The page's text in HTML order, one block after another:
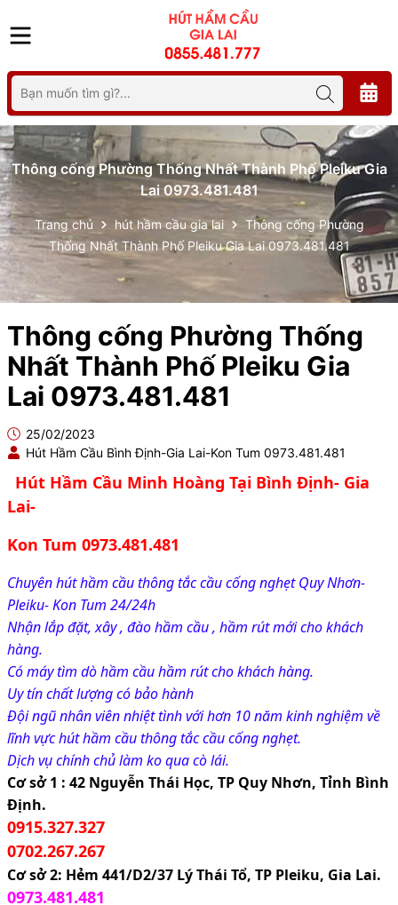
Thông cống Phường Thống Nhất Thành Phố Pleiku Gia
Lai 0973.481.481
Trang chủ hút hầm cầu gia lai
Thông cống Phường
Thống Nhất Thành Phố Pleiku Gia Lai 0973.481.481
Thông cống Phường Thống
Nhất Thành Phố Pleiku Gia
Lai 0973.481.481
25/02/2023
Hút Hầm Cầu Bình Định-Gia Lai-Kon Tum 0973.481.481
Hút Hầm Cầu Minh Hoàng Tại Bình Định- Gia
Lai-
Kon Tum 0973.481.481
Chuyên hút hầm cầu thông tắc cầu cống nghẹt Quy Nhơn-
Pleiku- Kon Tum 24/24h
Nhận lắp đặt, xây , đào hầm cầu , hầm rút mới cho khách
hàng.
Có máy tìm dò hầm cầu hầm rút cho khách hàng.
Uy tín chất lượng có bảo hành
Đội ngũ nhân viên nhiệt tình với hơn 10 năm kinh nghiệm về
lĩnh vực hút hầm cầu thông tắc cầu cống nghẹt.
Dịch vụ chính chủ làm ko qua cò lái.
Cơ sở 1 : 42 Nguyễn Thái Học, TP Quy Nhơn, Tỉnh Bình
Định.
0915.327.327
0702.267.267
Cơ sở 2: Hẻm 441/D2/37 Lý Thái Tổ, TP Pleiku, Gia Lai.
0973.481.481